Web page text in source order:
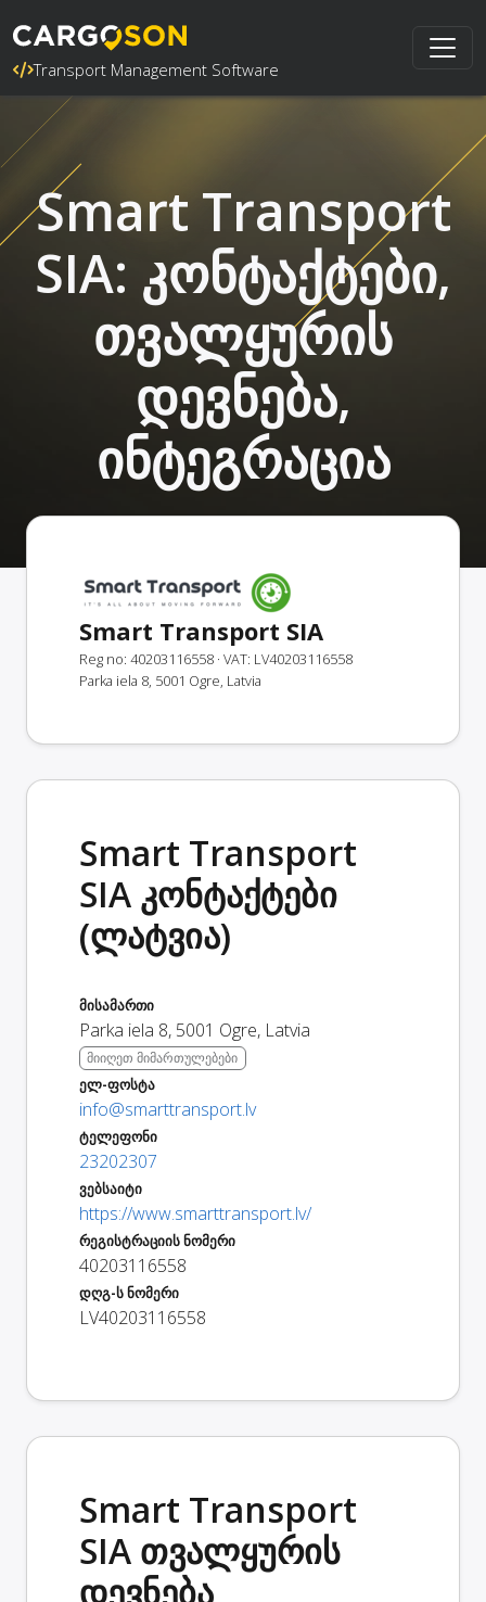
Transport Management Software
Smart Transport
SIA: კონტაქტები,
თვალყურის
დევნება,
ინტეგრაცია
Smart Transport SIA
Reg no: 40203116558 · VAT: LV40203116558
Parka iela 8, 5001 Ogre, Latvia
Smart Transport
SIA კონტაქტები
(ლატვია)
მისამართი
Parka iela 8, 5001 Ogre, Latvia
მიიღეთ მიმართულებები
ელ-ფოსტა
info@smarttransport.lv
ტელეფონი
23202307
ვებსაიტი
https://www.smarttransport.lv/
რეგისტრაციის ნომერი
40203116558
დღგ-ს ნომერი
LV40203116558
Smart Transport
SIA თვალყურის
დევნება